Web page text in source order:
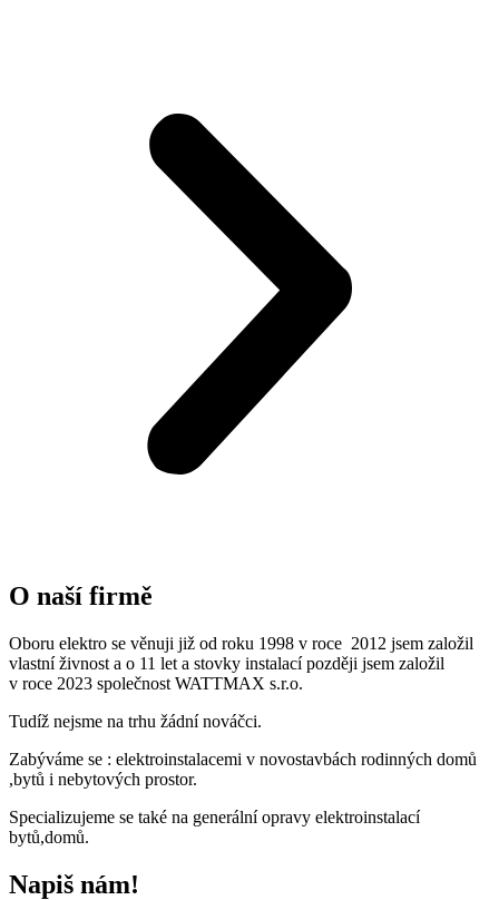
O naší firmě
Oboru elektro se věnuji již od roku 1998 v roce 2012 jsem založil
vlastní živnost a o 11 let a stovky instalací později jsem založil
v roce 2023 společnost WATTMAX s.r.o.
Tudíž nejsme na trhu žádní nováčci.
Zabýváme se : elektroinstalacemi v novostavbách rodinných domů
,bytů i nebytových prostor.
Specializujeme se také na generální opravy elektroinstalací
bytů,domů.
Napiš nám!